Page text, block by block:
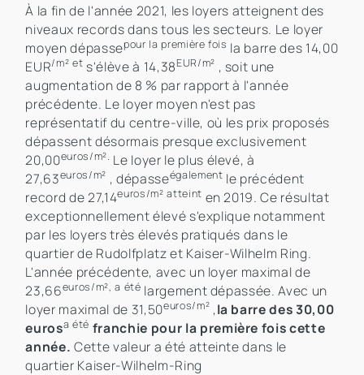
À la fin de l'année 2021, les loyers atteignent des
niveaux records dans tous les secteurs. Le loyer
moyen dépassepour la première fois la barre des 14,00
EUR/m² et s'élève à 14,38EUR/m² , soit une
augmentation de 8 % par rapport à l'année
précédente. Le loyer moyen n'est pas
représentatif du centre-ville, où les prix proposés
dépassent désormais presque exclusivement
20,00euros/m². Le loyer le plus élevé, à
27,63euros/m² , dépasseégalement le précédent
record de 27,14euros/m² atteint en 2019. Ce résultat
exceptionnellement élevé s'explique notamment
par les loyers très élevés pratiqués dans le
quartier de Rudolfplatz et Kaiser-Wilhelm Ring.
L'année précédente, avec un loyer maximal de
23,66euros/m², a été largement dépassée. Avec un
loyer maximal de 31,50euros/m² ,la barre des 30,00
eurosa été franchie pour la première fois cette
année. Cette valeur a été atteinte dans le
quartier Kaiser-Wilhelm-Ring